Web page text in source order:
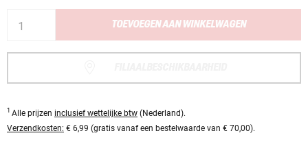
TOEVOEGEN AAN WINKELWAGEN
1 Alle prijzen inclusief wettelijke btw (Nederland).
Verzendkosten: € 6,99 (gratis vanaf een bestelwaarde van € 70,00).